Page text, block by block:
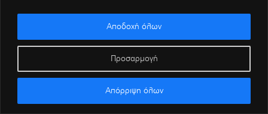
Προσαρμογή
Απόρριψη όλων
Αποδοχή όλων